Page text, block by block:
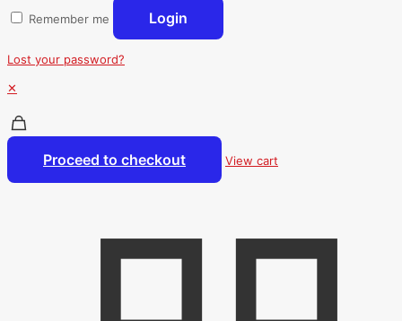
Remember me Login
Lost your password?
✕
Proceed to checkout View cart